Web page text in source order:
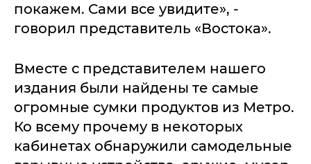
покажем. Сами все увидите», -
говорил представитель «Востока».
Вместе с представителем нашего
издания были найдены те самые
огромные сумки продуктов из Метро.
Ко всему прочему в некоторых
кабинетах обнаружили самодельные